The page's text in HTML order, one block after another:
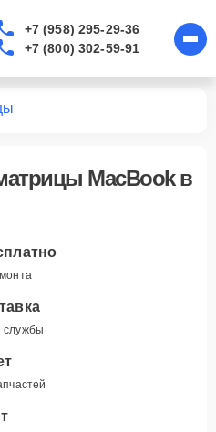
+7 (958) 295-29-36
+7 (800) 302-59-91
MacBook в
службы